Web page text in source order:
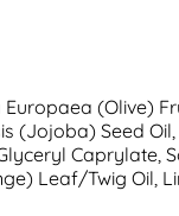
(Olive)
(Jojoba) Seed
Caprylate,
Leaf/Twig Oil,